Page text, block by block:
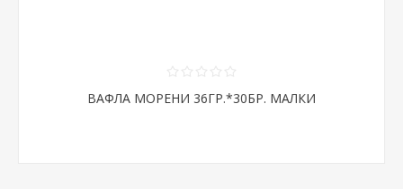
ВАФЛА МОРЕНИ 36ГР.*30БР. МАЛКИ